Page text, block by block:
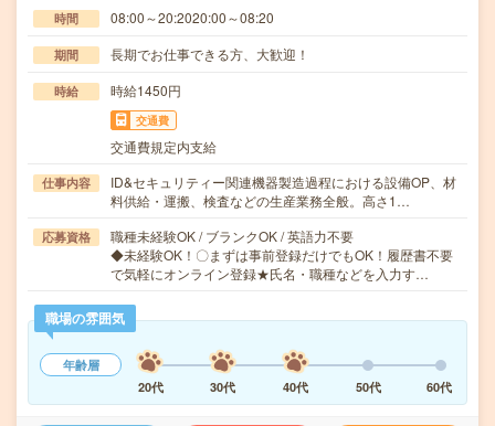
時間 08:00～20:2020:00～08:20
期間 長期でお仕事できる方、大歓迎！
時給 時給1450円
交通費
交通費規定内支給
仕事内容
ID&セキュリティー関連機器製造過程における設備OP、材
料供給・運搬、検査などの生産業務全般。高さ1…
応募資格
職種未経験OK / ブランクOK / 英語力不要
◆未経験OK！〇まずは事前登録だけでもOK！履歴書不要
で気軽にオンライン登録★氏名・職種などを入力す…
職場の雰囲気
年齢層
20代
30代 40代 50代 60代